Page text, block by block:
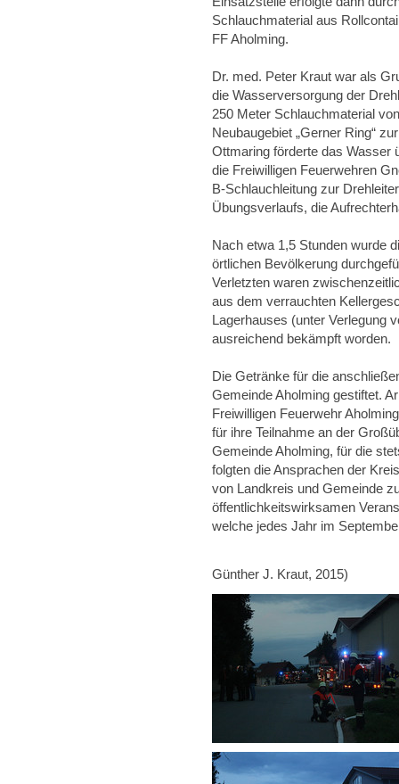
Schlauchmaterial aus
FF Aholming.
Dr. med. Peter Kraut war als
die Wasserversorgung der
250 Meter Schlauchmaterial
Neubaugebiet „Gerner Ring“
Ottmaring förderte das Wasser
die Freiwilligen Feuerwehren
B-Schlauchleitung zur
Übungsverlaufs, die
Nach etwa 1,5 Stunden wurde
örtlichen Bevölkerung
Verletzten waren
aus dem verrauchten
Lagerhauses (unter Verlegung
ausreichend bekämpft worden.
Die Getränke für die
Gemeinde Aholming gestiftet.
Freiwilligen Feuerwehr
für ihre Teilnahme an der
Gemeinde Aholming, für die
folgten die Ansprachen der
von Landkreis und Gemeinde
öffentlichkeitswirksamen
welche jedes Jahr im
Günther J. Kraut, 2015)